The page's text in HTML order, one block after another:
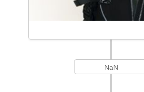
NaN